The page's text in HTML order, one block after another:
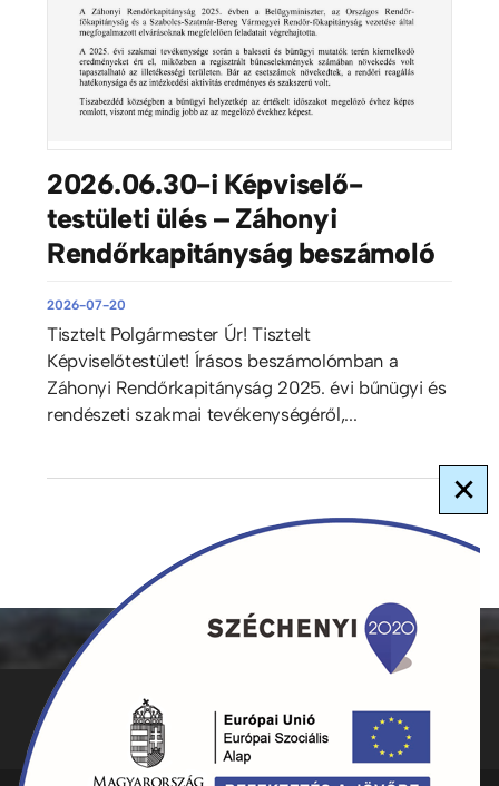
2026.06.30-i Képviselő-
testületi ülés – Záhonyi
Rendőrkapitányság beszámoló
2026-07-20
Tisztelt Polgármester Úr! Tisztelt
Képviselőtestület! Írásos beszámolómban a
Záhonyi Rendőrkapitányság 2025. évi bűnügyi és
rendészeti szakmai tevékenységéről,...
×